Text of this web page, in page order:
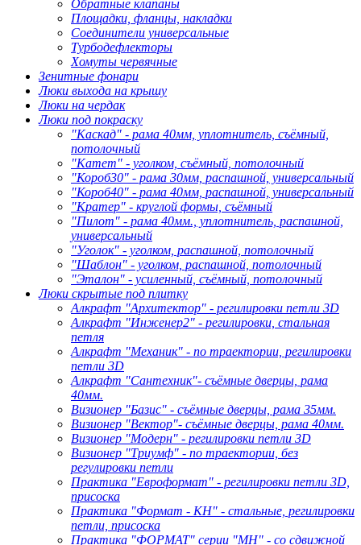
Обратные клапаны
Площадки, фланцы, накладки
Соединители универсальные
Турбодефлекторы
Хомуты червячные
Зенитные фонари
Люки выхода на крышу
Люки на чердак
Люки под покраску
"Каскад" - рама 40мм, уплотнитель, съёмный,
потолочный
"Катет" - уголком, съёмный, потолочный
"Короб30" - рама 30мм, распашной, универсальный
"Короб40" - рама 40мм, распашной, универсальный
"Кратер" - круглой формы, съёмный
"Пилот" - рама 40мм., уплотнитель, распашной,
универсальный
"Уголок" - уголком, распашной, потолочный
"Шаблон" - уголком, распашной, потолочный
"Эталон" - усиленный, съёмный, потолочный
Люки скрытые под плитку
Алкрафт "Архитектор" - регилировки петли 3D
Алкрафт "Инженер2" - регилировки, стальная
петля
Алкрафт "Механик" - по траектории, регилировки
петли 3D
Алкрафт "Сантехник"- съёмные дверцы, рама
40мм.
Визионер "Базис" - съёмные дверцы, рама 35мм.
Визионер "Вектор"- съёмные дверцы, рама 40мм.
Визионер "Модерн" - регилировки петли 3D
Визионер "Триумф" - по траектории, без
регулировки петли
Практика "Евроформат" - регилировки петли 3D,
присоска
Практика "Формат - КН" - стальные, регилировки
петли, присоска
Практика "ФОРМАТ" серии "МН" - со сдвижной